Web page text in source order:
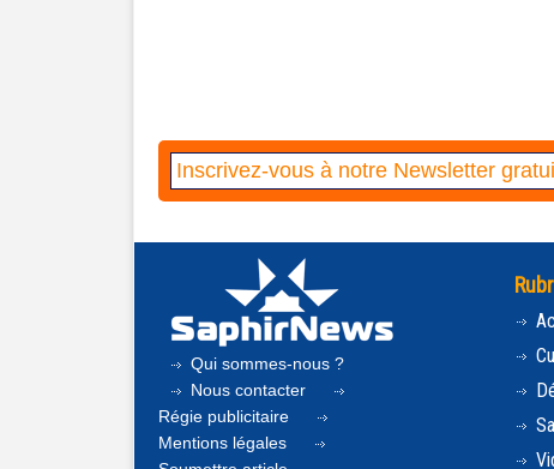
Qui sommes-nous ?
Nous contacter
Régie publicitaire
Mentions légales